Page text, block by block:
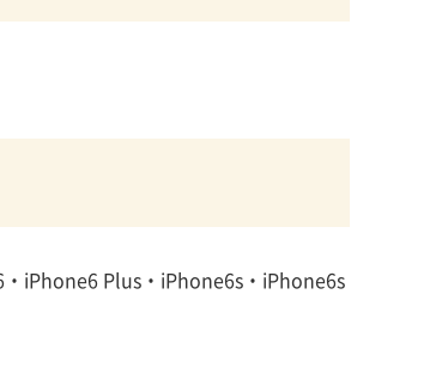
iPhone6 Plus・iPhone6s・iPhone6s